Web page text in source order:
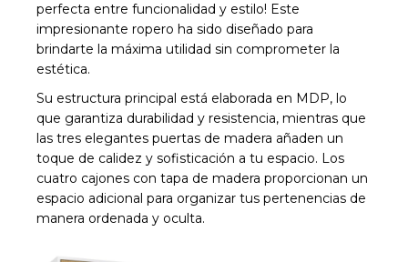
perfecta entre funcionalidad y estilo! Este
impresionante ropero ha sido diseñado para
brindarte la máxima utilidad sin comprometer la
estética.
Su estructura principal está elaborada en MDP, lo
que garantiza durabilidad y resistencia, mientras que
las tres elegantes puertas de madera añaden un
toque de calidez y sofisticación a tu espacio. Los
cuatro cajones con tapa de madera proporcionan un
espacio adicional para organizar tus pertenencias de
manera ordenada y oculta.